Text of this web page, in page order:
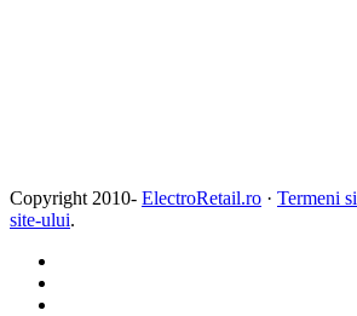
Copyright 2010- ElectroRetail.ro · Termeni
site-ului.